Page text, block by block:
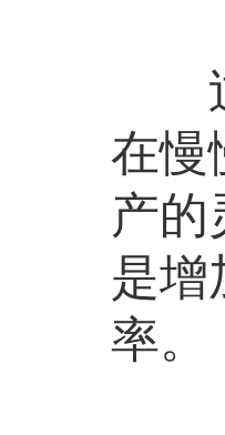
过
在慢
产的
是增
率。